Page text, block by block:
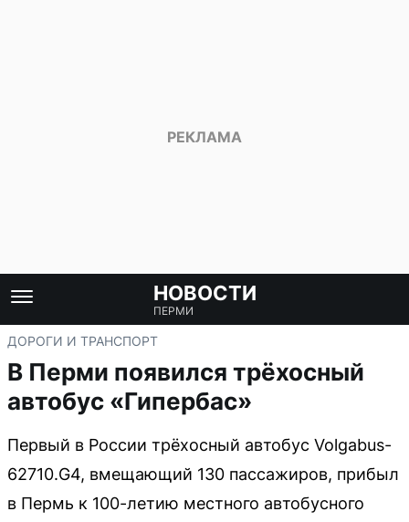
НОВОСТИ
ПЕРМИ
ДОРОГИ И ТРАНСПОРТ
В Перми появился трёхосный
автобус «Гипербас»
Первый в России трёхосный автобус Volgabus-
62710.G4, вмещающий 130 пассажиров, прибыл
в Пермь к 100-летию местного автобусного